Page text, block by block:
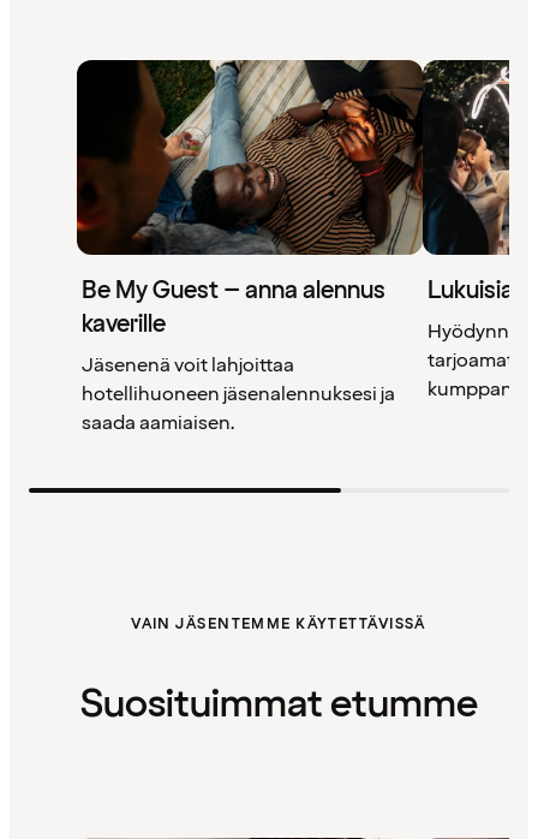
Be My Guest – anna alennus
kaverille
Jäsenenä voit lahjoittaa
hotellihuoneen jäsenalennuksesi ja
saada aamiaisen.
Lukuisia
Hyödynnä
tarjoamat
VAIN JÄSENTEMME KÄYTETTÄVISSÄ
Suosituimmat etumme